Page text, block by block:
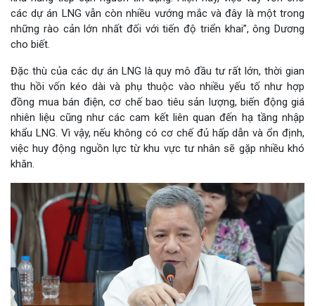
các dự án LNG vẫn còn nhiều vướng mắc và đây là một trong
những rào cản lớn nhất đối với tiến độ triển khai”, ông Dương
cho biết.
Đặc thù của các dự án LNG là quy mô đầu tư rất lớn, thời gian
thu hồi vốn kéo dài và phụ thuộc vào nhiều yếu tố như hợp
đồng mua bán điện, cơ chế bao tiêu sản lượng, biến động giá
nhiên liệu cũng như các cam kết liên quan đến hạ tầng nhập
khẩu LNG. Vì vậy, nếu không có cơ chế đủ hấp dẫn và ổn định,
việc huy động nguồn lực từ khu vực tư nhân sẽ gặp nhiều khó
khăn.